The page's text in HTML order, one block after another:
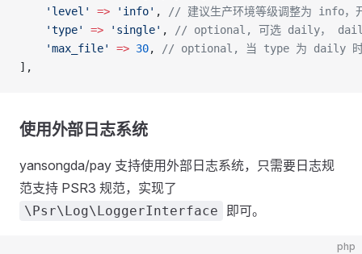
    'level'
=> 'info' ,
// 建议生产环境等级调整为 info，
    'type'
=> 'single' ,
// optional, 可选 daily， daily
    'max_file'
=> 30,
// optional, 当 type 为 daily 时
],
使用外部日志系统
yansongda/pay 支持使用外部日志系统，只需要日志规
范支持 PSR3 规范，实现了
\Psr\Log\LoggerInterface 即可。
php